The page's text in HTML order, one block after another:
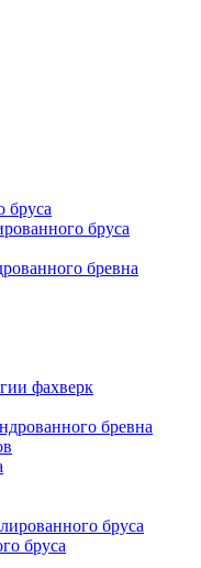
бруса
бруса
бревна
фахверк
бревна
бруса
бруса